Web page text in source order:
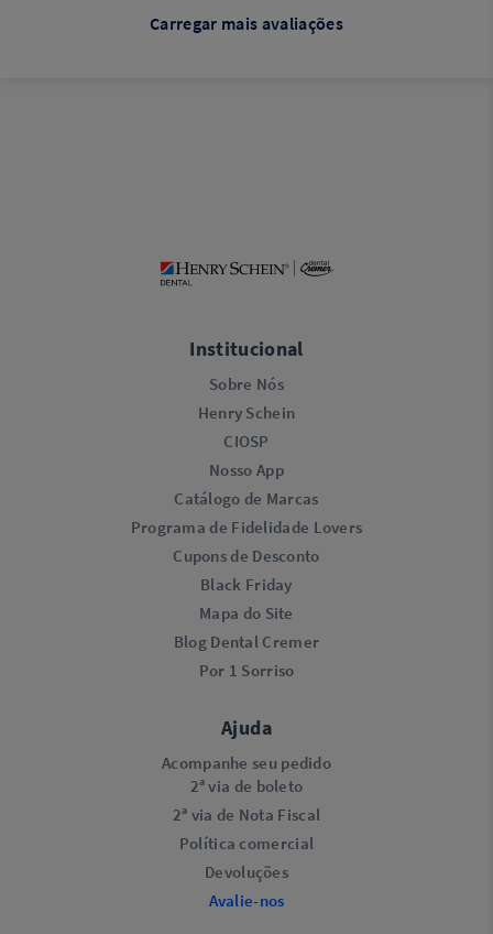
Carregar mais avaliações
Institucional
Sobre Nós
Henry Schein
CIOSP
Nosso App
Catálogo de Marcas
Programa de Fidelidade Lovers​
Cupons de Desconto
Black Friday
Mapa do Site
Blog Dental Cremer
Por 1 Sorriso
Ajuda
Acompanhe seu pedido
2ª via de boleto
2ª via de Nota Fiscal
Política comercial
Devoluções
Avalie-nos